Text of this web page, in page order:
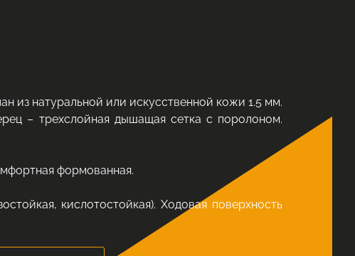
из натуральной или искусственной кожи 1.5 мм.
– трехслойная дышащая сетка с поролоном.
формованная.
кислотостойкая). Ходовая поверхность